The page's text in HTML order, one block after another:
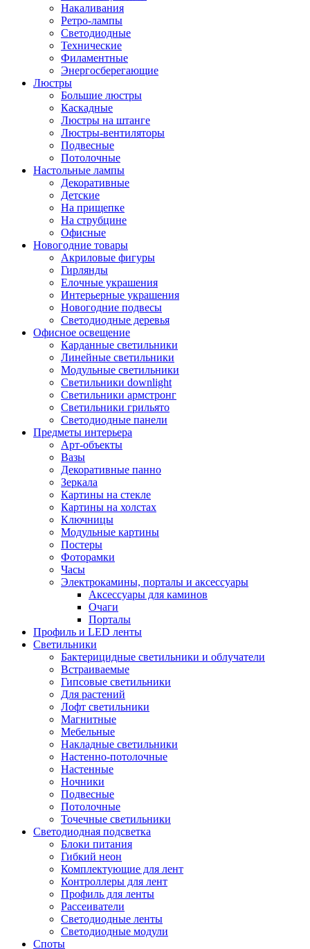
Накаливания
Ретро-лампы
Светодиодные
Технические
Филаментные
Энергосберегающие
Люстры
Большие люстры
Каскадные
Люстры на штанге
Люстры-вентиляторы
Подвесные
Потолочные
Настольные лампы
Декоративные
Детские
На прищепке
На струбцине
Офисные
Новогодние товары
Акриловые фигуры
Гирлянды
Елочные украшения
Интерьерные украшения
Новогодние подвесы
Светодиодные деревья
Офисное освещение
Карданные светильники
Линейные светильники
Модульные светильники
Светильники downlight
Светильники армстронг
Светильники грильято
Светодиодные панели
Предметы интерьера
Арт-объекты
Вазы
Декоративные панно
Зеркала
Картины на стекле
Картины на холстах
Ключницы
Модульные картины
Постеры
Фоторамки
Часы
Электрокамины, порталы и аксессуары
Аксессуары для каминов
Очаги
Порталы
Профиль и LED ленты
Светильники
Бактерицидные светильники и облучатели
Встраиваемые
Гипсовые светильники
Для растений
Лофт светильники
Магнитные
Мебельные
Накладные светильники
Настенно-потолочные
Настенные
Ночники
Подвесные
Потолочные
Точечные светильники
Светодиодная подсветка
Блоки питания
Гибкий неон
Комплектующие для лент
Контроллеры для лент
Профиль для ленты
Рассеиватели
Светодиодные ленты
Светодиодные модули
Споты